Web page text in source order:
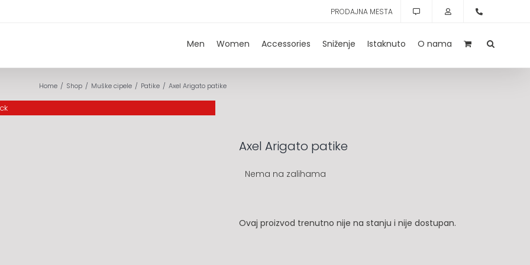
PRODAJNA MESTA
Men Women Accessories Sniženje Istaknuto O nama
Home Shop Muške cipele Patike Axel Arigato patike
Axel Arigato patike
Nema na zalihama
Ovaj proizvod trenutno nije na stanju i nije dostupan.